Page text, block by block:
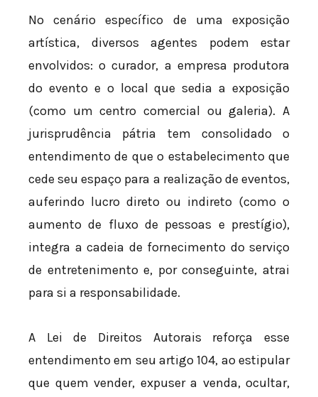
No cenário específico de uma exposição
artística, diversos agentes podem estar
envolvidos: o curador, a empresa produtora
do evento e o local que sedia a exposição
(como um centro comercial ou galeria). A
jurisprudência pátria tem consolidado o
entendimento de que o estabelecimento que
cede seu espaço para a realização de eventos,
auferindo lucro direto ou indireto (como o
aumento de fluxo de pessoas e prestígio),
integra a cadeia de fornecimento do serviço
de entretenimento e, por conseguinte, atrai
para si a responsabilidade.
A Lei de Direitos Autorais reforça esse
entendimento em seu artigo 104, ao estipular
que quem vender, expuser a venda, ocultar,